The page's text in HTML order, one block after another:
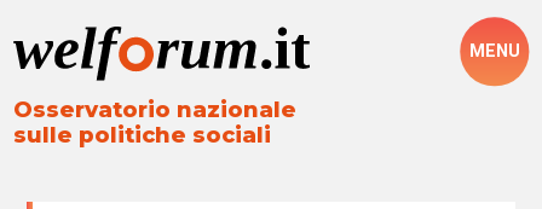
Osservatorio nazionale
sulle politiche sociali
MENU